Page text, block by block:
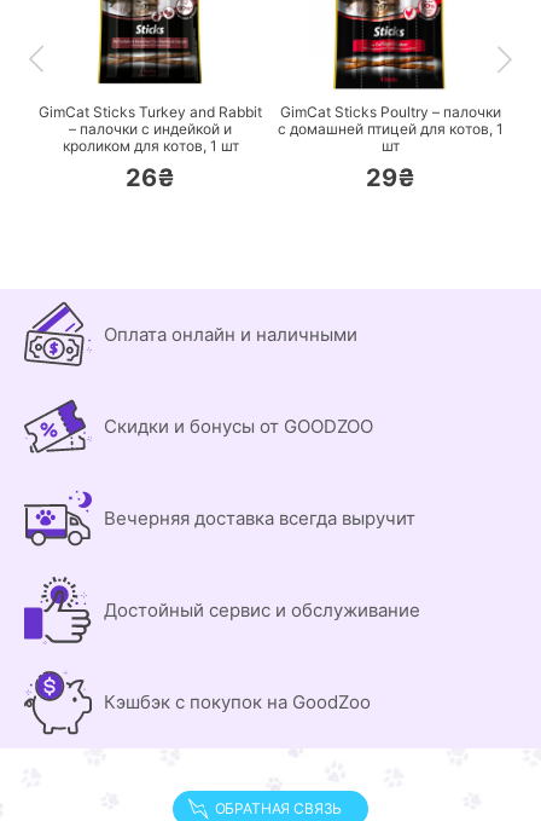
ПЕРЕЙТИ
GimCat Sticks Turkey and Rabbit
– палочки с индейкой и
кроликом для котов, 1 шт
26₴
ПЕРЕЙТИ
GimCat Sticks Poultry – палочки
с домашней птицей для котов, 1
шт
29₴
Оплата онлайн и наличными
Скидки и бонусы от GOODZOO
Вечерняя доставка всегда выручит
Достойный сервис и обслуживание
Кэшбэк с покупок на GoodZoo
ОБРАТНАЯ СВЯЗЬ